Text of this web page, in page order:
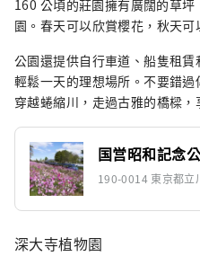
160 公頃的莊園擁有廣闊的草
園。春天可以欣賞櫻花，秋天可
公園還提供自行車道、船隻租
輕鬆一天的理想場所。不要錯
穿越蜷縮川，走過古雅的橋樑
国営昭和記念
190-0014 東京都立
深大寺植物園